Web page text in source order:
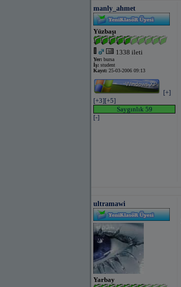
manly_ahmet
Yüzbaşı
1338 ileti
Yer: bursa
İş: student
Kayıt: 25-03-2006 09:13
[+]
[+3][+5]
Saygınlık 59
[-]
ultramawi
Yarbay